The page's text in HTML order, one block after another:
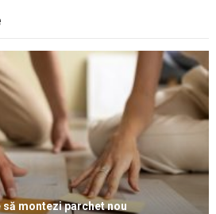
montezi parchet nou